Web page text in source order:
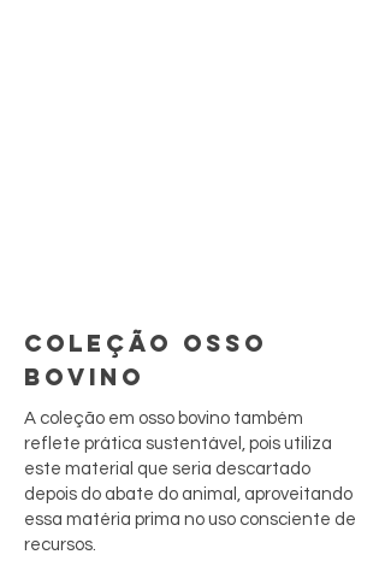
COLEÇÃO OSSO
BOVINO
A coleção em osso bovino também
reflete prática sustentável, pois utiliza
este material que seria descartado
depois do abate do animal, aproveitando
essa matéria prima no uso consciente de
recursos.